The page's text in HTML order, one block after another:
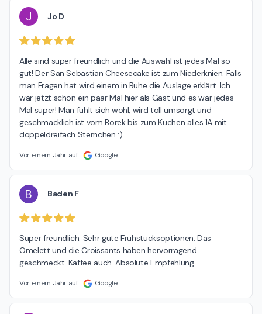
J Jo D
Alle sind super freundlich und die Auswahl ist jedes Mal so
gut! Der San Sebastian Cheesecake ist zum Niederknien. Falls
man Fragen hat wird einem in Ruhe die Auslage erklärt. Ich
war jetzt schon ein paar Mal hier als Gast und es war jedes
Mal super! Man fühlt sich wohl, wird toll umsorgt und
geschmacklich ist vom Börek bis zum Kuchen alles 1A mit
doppeldreifach Sternchen :)
Vor einem Jahr auf Google
B Baden F
Super freundlich. Sehr gute Frühstücksoptionen. Das
Omelett und die Croissants haben hervorragend
geschmeckt. Kaffee auch. Absolute Empfehlung.
Vor einem Jahr auf Google